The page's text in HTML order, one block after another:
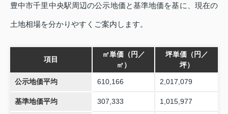
豊中市千里中央駅周辺の公示地価と基準地価を基に、現在の
土地相場を分かりやすくご案内します。
項目
㎡単価（円／
㎡）
坪単価（円／
坪）
公示地価平均 610,166 2,017,079
基準地価平均 307,333 1,015,977